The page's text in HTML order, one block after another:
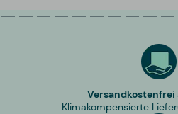
Klimakompensierte